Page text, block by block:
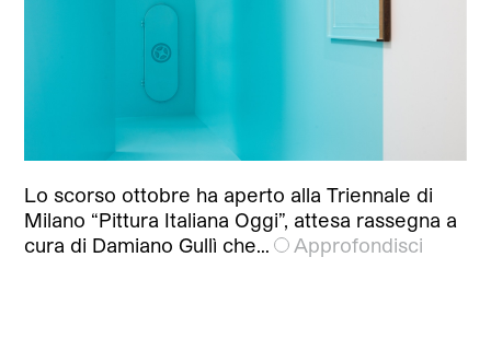
Lo scorso ottobre ha aperto alla Triennale di
Milano “Pittura Italiana Oggi”, attesa rassegna a
cura di Damiano Gullì che…
Approfondisci